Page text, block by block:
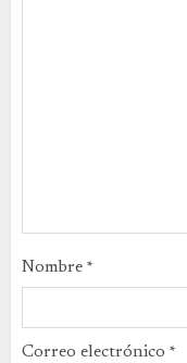
Nombre *
Correo electrónico *